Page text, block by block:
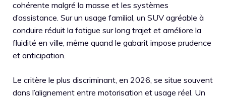
cohérente malgré la masse et les systèmes
d’assistance. Sur un usage familial, un SUV agréable à
conduire réduit la fatigue sur long trajet et améliore la
fluidité en ville, même quand le gabarit impose prudence
et anticipation.
Le critère le plus discriminant, en 2026, se situe souvent
dans l’alignement entre motorisation et usage réel. Un